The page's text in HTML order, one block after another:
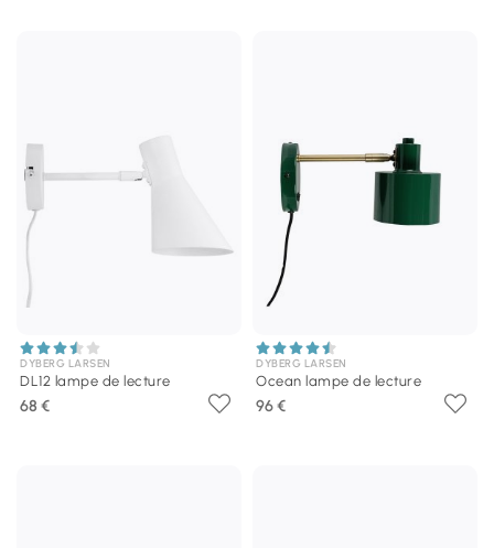
DYBERG LARSEN
DL12 lampe de lecture
68 €
DYBERG LARSEN
Ocean lampe de lecture
96 €